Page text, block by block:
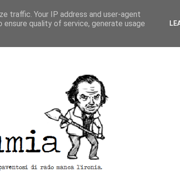
traffic. Your IP address and user-agent
quality of service, generate usage